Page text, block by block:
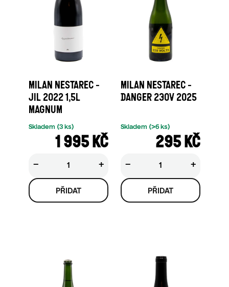
MILAN NESTAREC -
JIL 2022 1,5L
MAGNUM
1 995 KČ
Skladem (3 ks)
+
−
MILAN NESTAREC -
DANGER 230V 2025
295 KČ
Skladem (>6 ks)
+
−